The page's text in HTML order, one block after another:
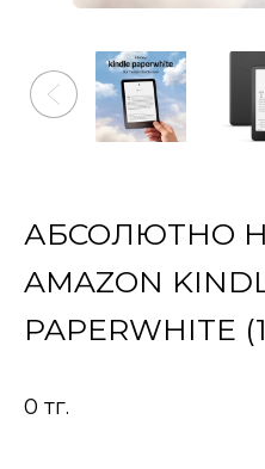
АБСОЛЮТНО
AMAZON
PAPERWHITE
0 тг.